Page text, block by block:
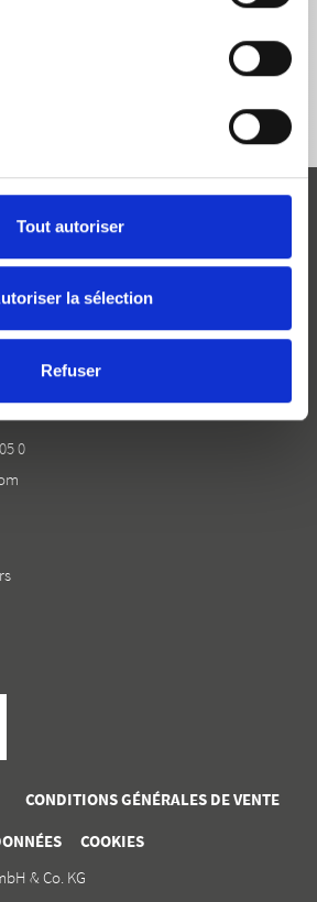
Tout autoriser
la sélection
Refuser
CONDITIONS GÉNÉRALES DE VENTE
COOKIES
0
& Co. KG